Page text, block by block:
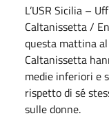
L’USR Sicilia –
Caltanissetta /
questa mattina
Caltanissetta
medie inferiori e
rispetto di sé
sulle donne.